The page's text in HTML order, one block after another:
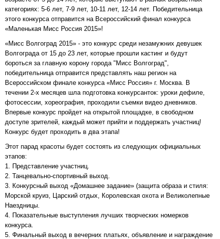
категориях: 5-6 лет, 7-9 лет, 10-11 лет, 12-14 лет. Победительница
этого конкурса отправится на Всероссийский финал конкурса
«Маленькая Мисс Россия 2015»!
«Мисс Волгоград 2015» - это конкурс среди незамужних девушек
Волгограда от 15 до 23 лет, которые прошли кастинг и будут
бороться за главную корону города "Мисс Волгоград",
победительница отправится представлять наш регион на
Всероссийском финале конкурса «Мисс Россия» г. Москва. В
течении 2-х месяцев шла подготовка конкурсанток: уроки дефиле,
фотосессии, хореография, проходили съемки видео дневников.
Впервые конкурс пройдет на открытой площадке, в свободном
доступе зрителей, каждый может прийти и поддержать участниц!
Конкурс будет проходить в два этапа!
Этот парад красоты будет состоять из следующих официальных
этапов:
1. Представление участниц.
2. Танцевально-спортивный выход.
3. Конкурсный выход «Домашнее задание» (защита образа и стиля:
Морской круиз, Царский отдых, Королевская охота и Великолепные
Наездницы.
4. Показательные выступления лучших творческих номерков
конкурса.
5. Финальный выход в вечерних платьях, объявление и награждение